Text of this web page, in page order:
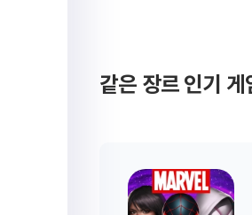
같은 장르 인기 게